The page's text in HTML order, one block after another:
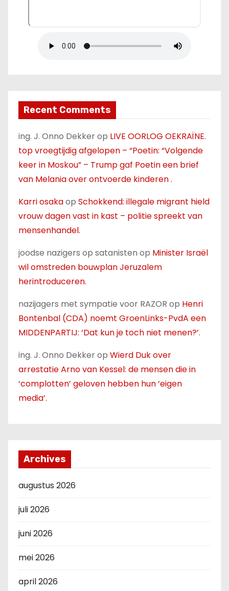
Recent Comments
ing. J. Onno Dekkerop LIVE OORLOG OEKRAÏNE.
top vroegtijdig afgelopen – “Poetin: “Volgende
keer in Moskou” – Trump gaf Poetin een brief
van Melania over ontvoerde kinderen .
Karri osakaop Schokkend: illegale migrant hield
vrouw dagen vast in kast – politie spreekt van
mensenhandel.
joodse nazigers op satanisten op Minister Israël
wil omstreden bouwplan Jeruzalem
herintroduceren.
nazijagers met sympatie voor RAZOR op Henri
Bontenbal (CDA) noemt GroenLinks-PvdA een
MIDDENPARTIJ: ‘Dat kun je toch niet menen?’.
ing. J. Onno Dekkerop Wierd Duk over
arrestatie Arno van Kessel: de mensen die in
‘complotten’ geloven hebben hun ‘eigen
media’.
Archives
augustus 2026
juli 2026
juni 2026
mei 2026
april 2026